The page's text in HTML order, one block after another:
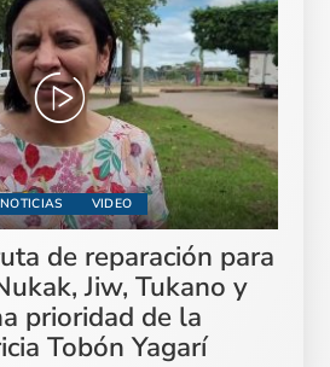
NOTICIAS VIDEO
de reparación para
Jiw, Tukano y
prioridad de la
Tobón Yagarí